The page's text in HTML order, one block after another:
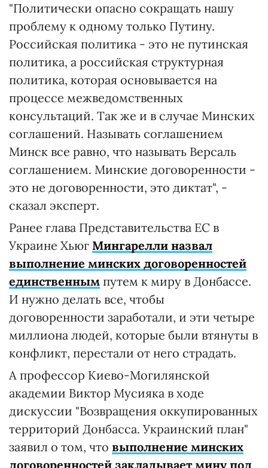
"Политически опасно сокращать нашу
проблему к одному только Путину.
Российская политика - это не путинская
политика, а российская структурная
политика, которая основывается на
процессе межведомственных
консультаций. Так же и в случае Минских
соглашений. Называть соглашением
Минск все равно, что называть Версаль
соглашением. Минские договоренности -
это не договоренности, это диктат", -
сказал эксперт.
Ранее глава Представительства ЕС в
Украине Хьюг Мингарелли назвал
выполнение минских договоренностей
единственным путем к миру в Донбассе.
И нужно делать все, чтобы
договоренности заработали, и эти четыре
миллиона людей, которые были втянуты в
конфликт, перестали от него страдать.
А профессор Киево-Могилянской
академии Виктор Мусияка в ходе
дискуссии "Возвращения оккупированных
территорий Донбасса. Украинский план"
заявил о том, что выполнение минских
договоренностей закладывает мину под